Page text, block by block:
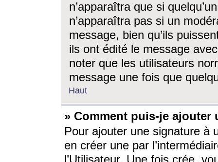
n’apparaîtra que si
n’apparaîtra pas si un
message, bien qu’ils
ils ont édité le message
noter que les utilisateurs
message une fois que
Haut
» Comment puis-je ajouter
Pour ajouter une signature à
en créer une par